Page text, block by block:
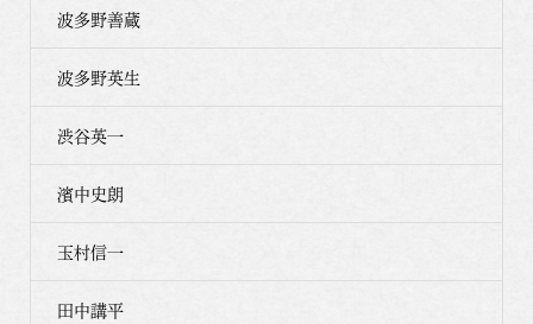
波多野善蔵
波多野英生
渋谷英一
濱中史朗
玉村信一
田中講平